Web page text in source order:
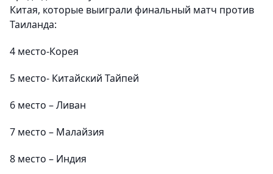
Китая, которые выиграли финальный матч против
Таиланда:
4 место-Корея
5 место- Китайский Тайпей
6 место – Ливан
7 место – Малайзия
8 место – Индия